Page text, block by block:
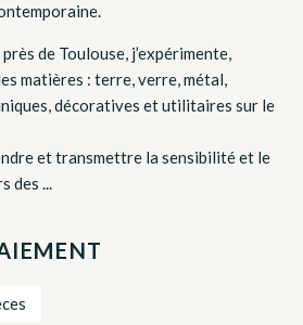
de Toulouse, j’expérimente,
matières : terre, verre, métal,
décoratives et utilitaires sur le
et transmettre la sensibilité et le
des ...